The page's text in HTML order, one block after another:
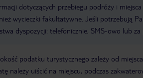
dotyczących przebiegu podróży i
wycieczki fakultatywne. Jeśli potrzebują
dyspozycji: telefonicznie, SMS-owo lub za
podatku turystycznego zależy od
należy uiścić na miejscu, podczas